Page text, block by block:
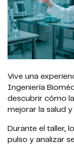
Vive una
Ingeniería
descubrir cómo
mejorar la salud y
Durante el taller,
pulso y analizar